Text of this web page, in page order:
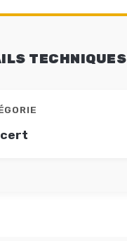
TECHNIQUES